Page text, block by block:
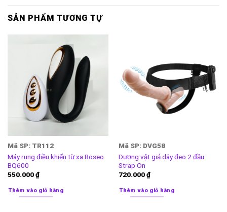
SẢN PHẨM TƯƠNG TỰ
Mã SP: TR112
Máy rung điều khiển từ xa Roseo
BQ600
550.000₫
Thêm vào giỏ hàng
Mã SP: DVG58
Dương vật giả dây đeo 2 đầu
Strap On
720.000₫
Thêm vào giỏ hàng